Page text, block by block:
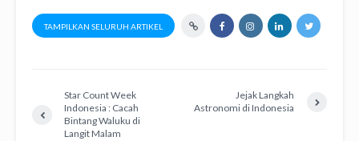
TAMPILKAN SELURUH ARTIKEL
Star Count Week
Indonesia : Cacah
Bintang Waluku di
Langit Malam
Jejak Langkah
Astronomi di Indonesia